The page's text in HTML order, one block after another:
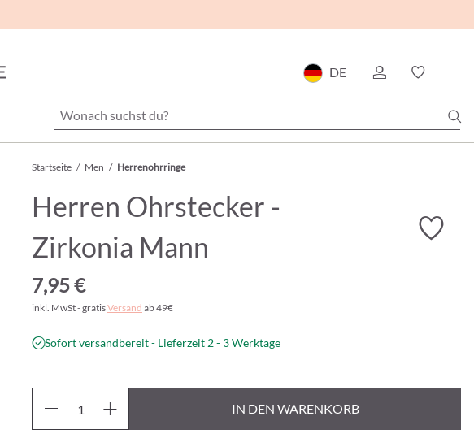
DE
Startseite / Men / Herrenohrringe
Herren Ohrstecker -
Zirkonia Mann
7,95 €
inkl. MwSt - gratisVersand ab 49€
Sofort versandbereit - Lieferzeit 2 - 3 Werktage
IN DEN WARENKORB